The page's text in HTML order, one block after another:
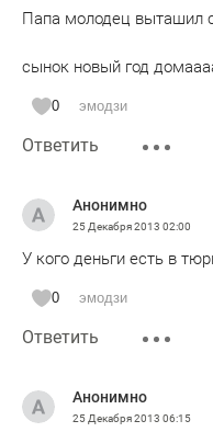
Папа молодец выташил
сынок новый год
0 эмодзи
Ответить
Анонимно
25 Декабря 2013 02:00
У кого деньги есть в
0 эмодзи
Ответить
Анонимно
25 Декабря 2013 06:15